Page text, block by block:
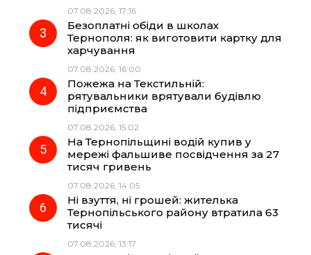
k
a
m
07.08.2026, 17:16
Безоплатні обіди в школах
Тернополя: як виготовити картку для
харчування
07.08.2026, 16:00
Пожежа на Текстильній:
рятувальники врятували будівлю
підприємства
07.08.2026, 15:02
На Тернопільщині водій купив у
мережі фальшиве посвідчення за 27
тисяч гривень
07.08.2026, 14:05
Ні взуття, ні грошей: жителька
Тернопільського району втратила 63
тисячі
07.08.2026, 13:17